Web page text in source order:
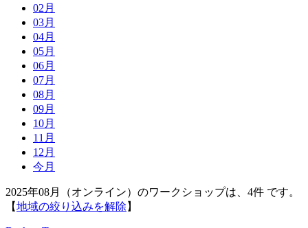
02月
03月
04月
05月
06月
07月
08月
09月
10月
11月
12月
今月
2025年08月（オンライン）のワークショップは、4件 です。
【地域の絞り込みを解除 】